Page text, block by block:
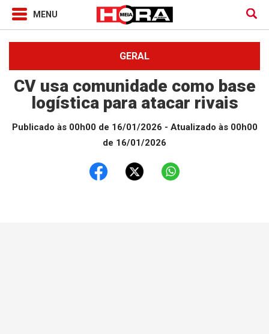
GERAL
CV usa comunidade como base
logística para atacar rivais
Publicado às 00h00 de 16/01/2026 - Atualizado às 00h00
de 16/01/2026